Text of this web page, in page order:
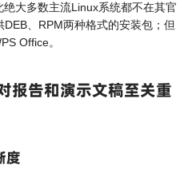
大多数主流Linux系统都不在其官
、RPM两种格式的安装包；但
Office。
报告和演示文稿至关重
度